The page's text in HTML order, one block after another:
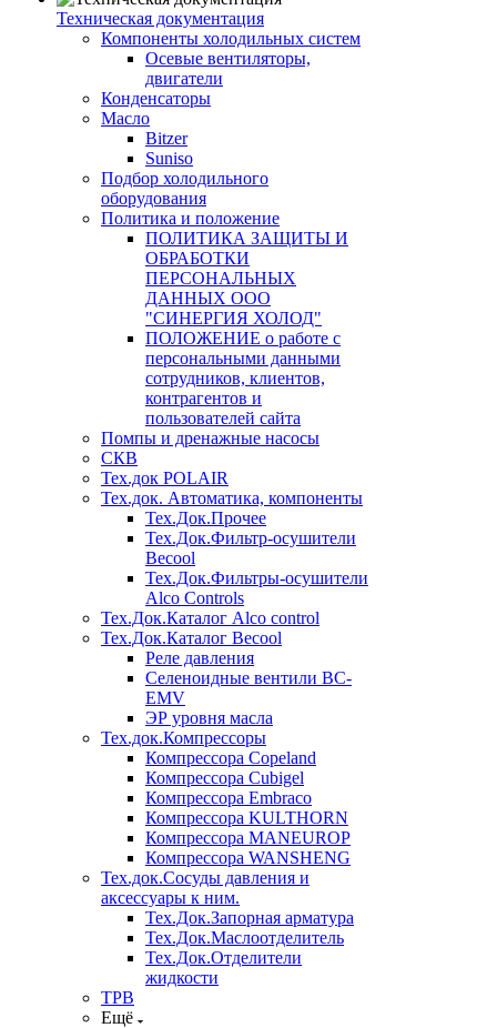
Техническая документация
Компоненты холодильных систем
Осевые вентиляторы,
двигатели
Конденсаторы
Масло
Bitzer
Suniso
Подбор холодильного
оборудования
Политика и положение
ПОЛИТИКА ЗАЩИТЫ И
ОБРАБОТКИ
ПЕРСОНАЛЬНЫХ
ДАННЫХ ООО
"СИНЕРГИЯ ХОЛОД"
ПОЛОЖЕНИЕ о работе с
персональными данными
сотрудников, клиентов,
контрагентов и
пользователей сайта
Помпы и дренажные насосы
СКВ
Тех.док POLAIR
Тех.док. Автоматика, компоненты
Тех.Док.Прочее
Тех.Док.Фильтр-осушители
Becool
Тех.Док.Фильтры-осушители
Alco Controls
Тех.Док.Каталог Alco control
Тех.Док.Каталог Becool
Реле давления
Селеноидные вентили BC-
EMV
ЭР уровня масла
Тех.док.Компрессоры
Компрессора Copeland
Компрессора Cubigel
Компрессора Embraco
Компрессора KULTHORN
Компрессора MANEUROP
Компрессора WANSHENG
Тех.док.Сосуды давления и
аксессуары к ним.
Тех.Док.Запорная арматура
Тех.Док.Маслоотделитель
Тех.Док.Отделители
жидкости
ТРВ
Ещё